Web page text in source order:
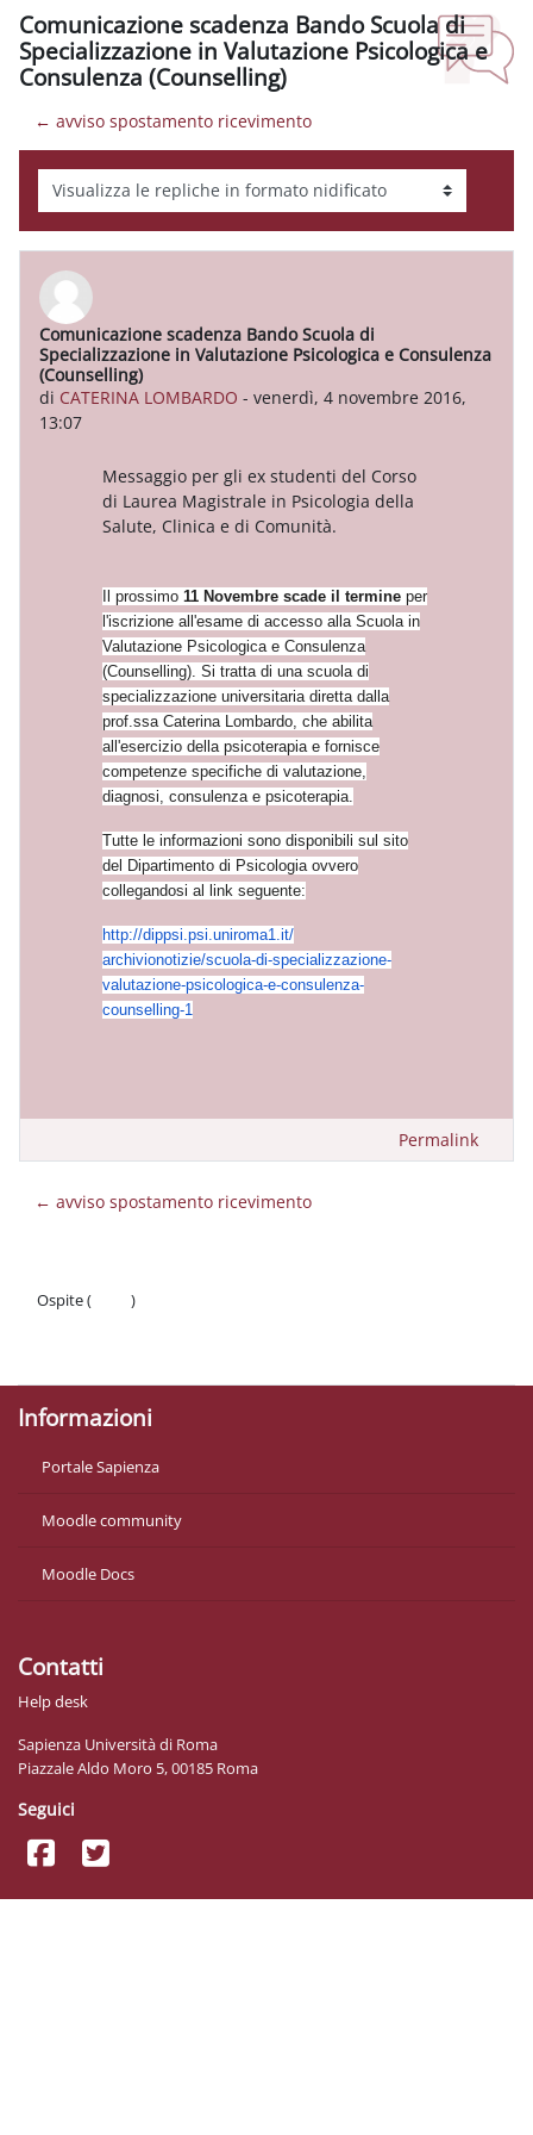
Comunicazione scadenza Bando Scuola di
Specializzazione in Valutazione Psicologica e
Consulenza (Counselling)
← avviso spostamento ricevimento
Modalità visualizzazione
Comunicazione scadenza Bando Scuola di
Specializzazione in Valutazione Psicologica e Consulenza
(Counselling)
di CATERINA LOMBARDO - venerdì, 4 novembre 2016,
13:07
Numero di risposte: 0
Messaggio per gli ex studenti del Corso
di Laurea Magistrale in Psicologia della
Salute, Clinica e di Comunità.
Il prossimo 11 Novembre scade il termine per
l'iscrizione all'esame di accesso alla Scuola in
Valutazione Psicologica e Consulenza
(Counselling). Si tratta di una scuola di
specializzazione universitaria diretta dalla
prof.ssa Caterina Lombardo, che abilita
all'esercizio della psicoterapia e fornisce
competenze specifiche di valutazione,
diagnosi, consulenza e psicoterapia.
Tutte le informazioni sono disponibili sul sito
del Dipartimento di Psicologia ovvero
collegandosi al link seguente:
http://dippsi.psi.uniroma1.it/
archivionotizie/scuola-di-specializzazione-
valutazione-psicologica-e-consulenza-
counselling-1
Permalink
← avviso spostamento ricevimento
Ospite (
)
Informazioni
Portale Sapienza
Moodle community
Moodle Docs
Contatti
Help desk
Sapienza Università di Roma
Piazzale Aldo Moro 5, 00185 Roma
Seguici